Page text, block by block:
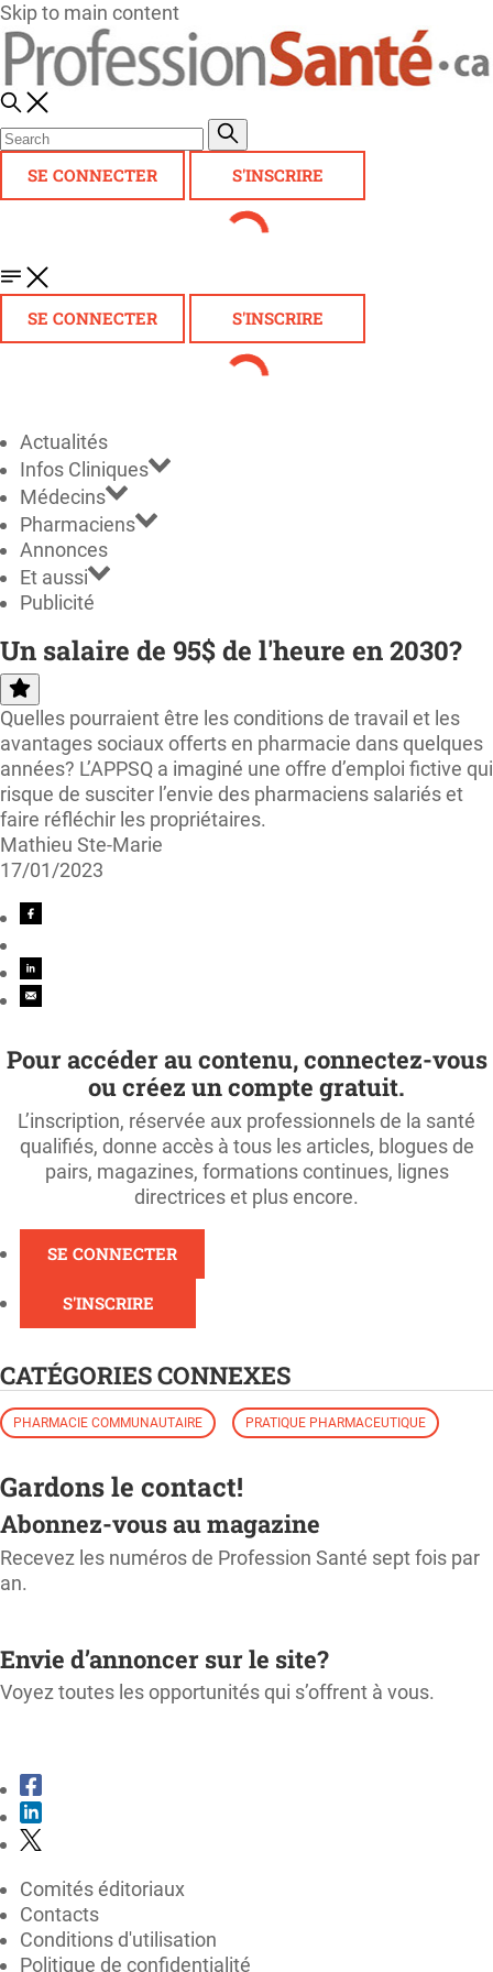
Skip to main content
SE CONNECTER S'INSCRIRE
SE CONNECTER S'INSCRIRE
Actualités
Infos Cliniques
Médecins
Pharmaciens
Annonces
Et aussi
Publicité
Un salaire de 95$ de l'heure en 2030?
Quelles pourraient être les conditions de travail et les
avantages sociaux offerts en pharmacie dans quelques
années? L’APPSQ a imaginé une offre d’emploi fictive qui
risque de susciter l’envie des pharmaciens salariés et
faire réfléchir les propriétaires.
Mathieu Ste-Marie
17/01/2023
Pour accéder au contenu, connectez-vous
ou créez un compte gratuit.
L’inscription, réservée aux professionnels de la santé
qualifiés, donne accès à tous les articles, blogues de
pairs, magazines, formations continues, lignes
directrices et plus encore.
SE CONNECTER
S'INSCRIRE
CATÉGORIES CONNEXES
PHARMACIE COMMUNAUTAIRE PRATIQUE PHARMACEUTIQUE
Gardons le contact!
Abonnez-vous au magazine
Recevez les numéros de Profession Santé sept fois par
an.
Envie d’annoncer sur le site?
Voyez toutes les opportunités qui s’offrent à vous.
Comités éditoriaux
Contacts
Conditions d'utilisation
Politique de confidentialité